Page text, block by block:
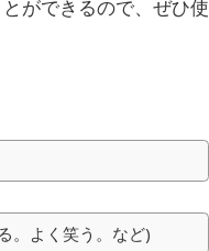
ができるので、ぜひ使
。よく笑う。など)